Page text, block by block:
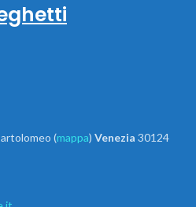
(mappa) Venezia 30124